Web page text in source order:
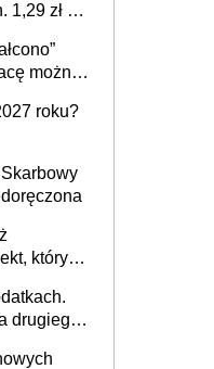
1,29 zł za
można
roku?
który
drugiego